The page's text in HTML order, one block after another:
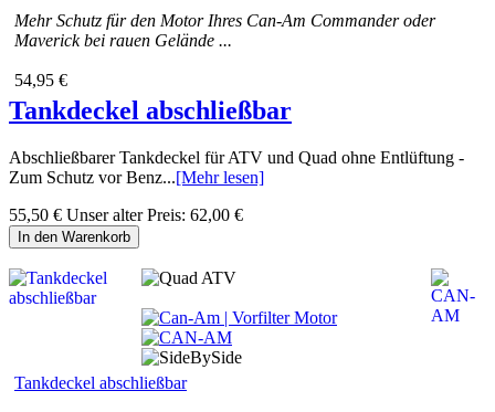
Mehr Schutz für den Motor Ihres Can-Am Commander oder
Maverick bei rauen Gelände ...
54,95 €
Tankdeckel abschließbar
Abschließbarer Tankdeckel für ATV und Quad ohne Entlüftung -
Zum Schutz vor Benz...[Mehr lesen]
55,50 € Unser alter Preis: 62,00 €
In den Warenkorb
Tankdeckel abschließbar